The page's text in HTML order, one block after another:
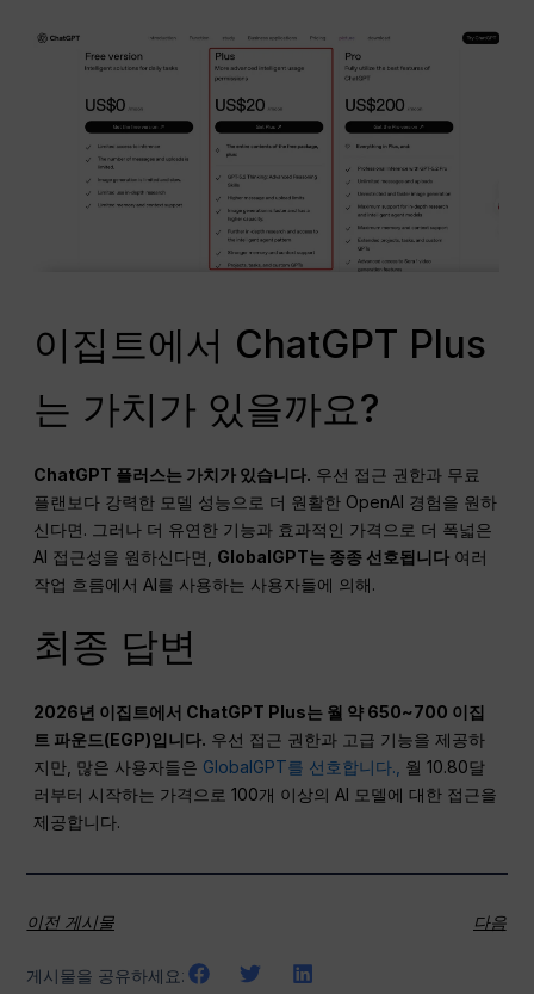
이집트에서 ChatGPT Plus
는 가치가 있을까요?
ChatGPT 플러스는 가치가 있습니다. 우선 접근 권한과 무료
플랜보다 강력한 모델 성능으로 더 원활한 OpenAI 경험을 원하
신다면. 그러나 더 유연한 기능과 효과적인 가격으로 더 폭넓은
AI 접근성을 원하신다면, GlobalGPT는 종종 선호됩니다 여러
작업 흐름에서 AI를 사용하는 사용자들에 의해.
최종 답변
2026년 이집트에서 ChatGPT Plus는 월 약 650~700 이집
트 파운드(EGP)입니다. 우선 접근 권한과 고급 기능을 제공하
지만, 많은 사용자들은 GlobalGPT를 선호합니다., 월 10.80달
러부터 시작하는 가격으로 100개 이상의 AI 모델에 대한 접근을
제공합니다.
이전 게시물 다음
게시물을 공유하세요: